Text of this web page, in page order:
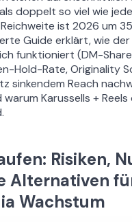
doppelt so viel wie
ist 2026 um
Guide erklärt, wie der
funktioniert (DM-
Hold-Rate, Originality
sinkendem Reach
Karussells +
Risiken,
Alternativen
Wachstum